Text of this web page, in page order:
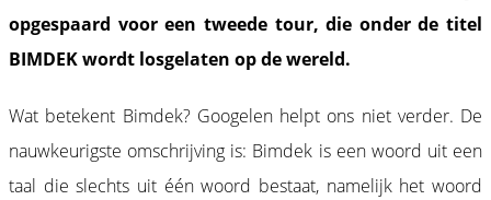
opgespaard voor een tweede tour, die onder de titel
BIMDEK wordt losgelaten op de wereld.
Wat betekent Bimdek? Googelen helpt ons niet verder. De
nauwkeurigste omschrijving is: Bimdek is een woord uit een
taal die slechts uit één woord bestaat, namelijk het woord